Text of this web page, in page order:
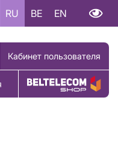
RU BE EN
Кабинет пользователя
Купить товар